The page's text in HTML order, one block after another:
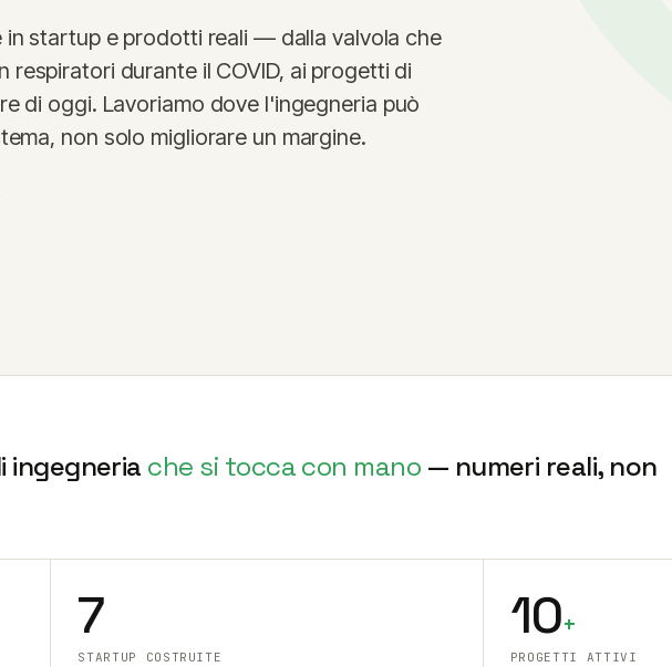
startup e prodotti reali — dalla valvola che
durante il COVID, ai progetti di
di oggi. Lavoriamo dove l'ingegneria può
non solo migliorare un margine.
ingegneria che si tocca con mano — numeri reali, non
7
STARTUP COSTRUITE
10+
PROGETTI ATTIVI